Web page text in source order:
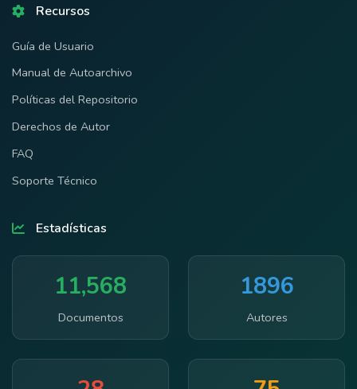
Recursos
Guía de Usuario
Manual de Autoarchivo
Políticas del Repositorio
Derechos de Autor
FAQ
Soporte Técnico
Estadísticas
11,568
Documentos
1896
Autores